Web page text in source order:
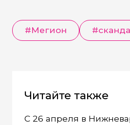
#Мегион
Читайте также
С 26 апреля в